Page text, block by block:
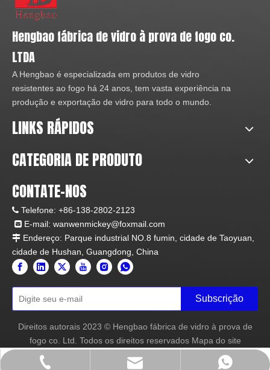
Hengbao fábrica de vidro à prova de fogo co.
LTDA
A Hengbao é especializada em produtos de vidro
resistentes ao fogo há 24 anos, tem vasta experiência na
produção e exportação de vidro para todo o mundo.
+86- 138-2802-2123
wanwenmickey@foxmail.com
+86- 138-2802-2123
LINKS RÁPIDOS
CATEGORIA DE PRODUTO
CONTATE-NOS
 Telefone: +86-138-2802-2123
 E-mail: wanwenmickey@foxmail.com
 Endereço: Parque industrial NO.8 fumin, cidade de Taoyuan,
cidade de Hushan, Guangdong, China
Subscrição
Direitos autorais 2023 © Hengbao fábrica de vidro à prova de
fogo co. Ltd. Todos os direitos reservados Mapa do site